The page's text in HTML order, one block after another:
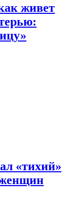
живет
«тихий»